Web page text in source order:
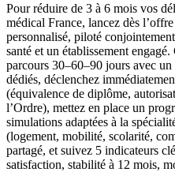
Pour réduire de 3 à 6 mois vos
médical France, lancez dès
personnalisé, piloté
santé et un établissement
parcours 30–60–90 jours avec
dédiés, déclenchez
(équivalence de diplôme,
l’Ordre), mettez en place un
simulations adaptées à la
(logement, mobilité, scolarité,
partagé, et suivez 5 indicateurs
satisfaction, stabilité à 12 mois,